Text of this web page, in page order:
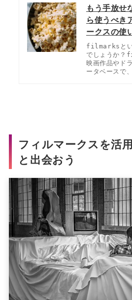
もう手放せ
ら使うべき
ークスの使
filmarksとい
でしょうか
映画作品やド
ータベースで
フィルマークスを活
と出会おう